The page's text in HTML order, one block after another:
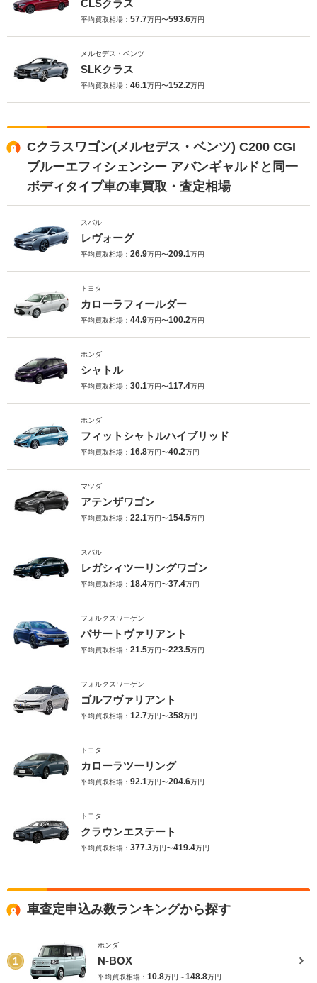
CLSクラス
平均買取相場： 57.7万円〜593.6万円
メルセデス・ベンツ
SLKクラス
平均買取相場： 46.1万円〜152.2万円
Cクラスワゴン(メルセデス・ベンツ) C200 CGI
ブルーエフィシェンシー アバンギャルドと同一
ボディタイプ車の車買取・査定相場
スバル
レヴォーグ
平均買取相場： 26.9万円〜209.1万円
トヨタ
カローラフィールダー
平均買取相場： 44.9万円〜100.2万円
ホンダ
シャトル
平均買取相場： 30.1万円〜117.4万円
ホンダ
フィットシャトルハイブリッド
平均買取相場： 16.8万円〜40.2万円
マツダ
アテンザワゴン
平均買取相場： 22.1万円〜154.5万円
スバル
レガシィツーリングワゴン
平均買取相場： 18.4万円〜37.4万円
フォルクスワーゲン
パサートヴァリアント
平均買取相場： 21.5万円〜223.5万円
フォルクスワーゲン
ゴルフヴァリアント
平均買取相場： 12.7万円〜358万円
トヨタ
カローラツーリング
平均買取相場： 92.1万円〜204.6万円
トヨタ
クラウンエステート
平均買取相場： 377.3万円〜419.4万円
車査定申込み数ランキングから探す
1
ホンダ
N-BOX
平均買取相場： 10.8万円～148.8万円